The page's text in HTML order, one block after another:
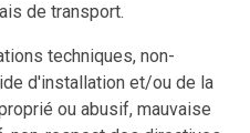
de transport.
techniques, non-
d'installation et/ou de la
ou abusif, mauvaise